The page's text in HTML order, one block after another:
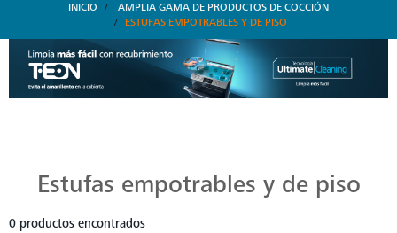
INICIO
AMPLIA GAMA DE PRODUCTOS DE COCCIÓN
ESTUFAS EMPOTRABLES Y DE PISO
Estufas empotrables y de piso
0 productos encontrados